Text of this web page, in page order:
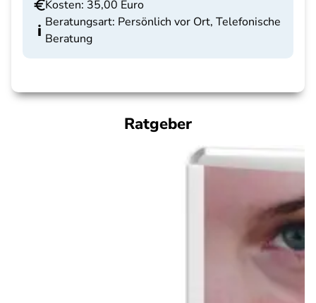
Kosten: 35,00 Euro
Beratungsart: Persönlich vor Ort, Telefonische
Beratung
Ratgeber